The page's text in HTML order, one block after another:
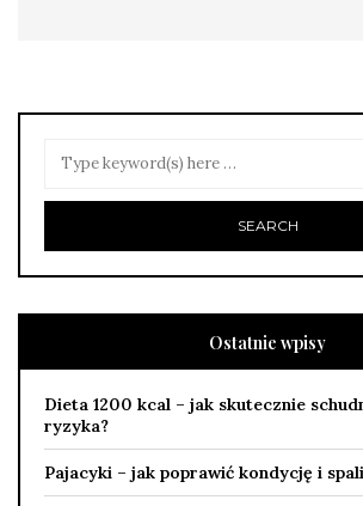
Ostatnie wpisy
Dieta 1200 kcal – jak skutecznie
ryzyka?
Pajacyki – jak poprawić kondycję i